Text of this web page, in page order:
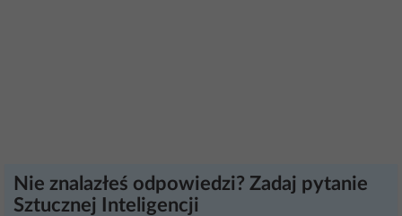
Nie znalazłeś odpowiedzi? Zadaj pytanie
Sztucznej Inteligencji